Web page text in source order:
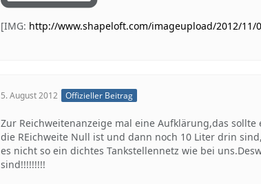
[IMG: http://www.shapeloft.com/imageupload/2012/11/
5. August 2012 Offizieller Beitrag
Zur Reichweitenanzeige mal eine Aufklärung,das
die REichweite Null ist und dann noch 10 Liter drin
es nicht so ein dichtes Tankstellennetz wie bei
sind!!!!!!!!!